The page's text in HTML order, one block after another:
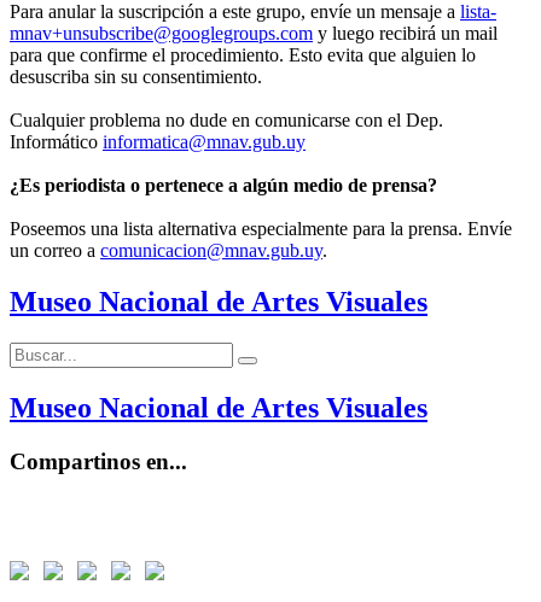
Para anular la suscripción a este grupo, envíe un mensaje a lista-
mnav+unsubscribe@googlegroups.com y luego recibirá un mail
para que confirme el procedimiento. Esto evita que alguien lo
desuscriba sin su consentimiento.
Cualquier problema no dude en comunicarse con el Dep.
Informático informatica@mnav.gub.uy
¿Es periodista o pertenece a algún medio de prensa?
Poseemos una lista alternativa especialmente para la prensa. Envíe
un correo a comunicacion@mnav.gub.uy.
Museo Nacional de Artes Visuales
Buscar:
Buscar
Museo Nacional de Artes Visuales
Compartinos en...